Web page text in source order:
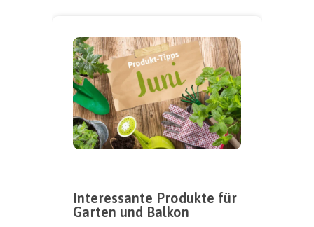
Interessante Produkte für
Garten und Balkon